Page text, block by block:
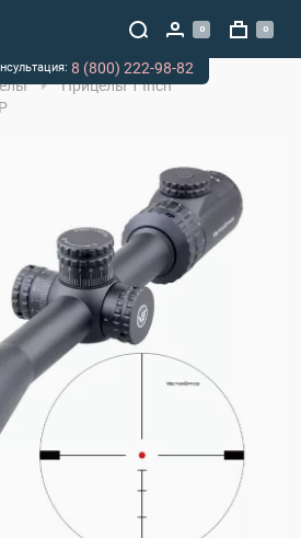
0 0
Прицелы 1 Inch
8 (800) 222-98-82